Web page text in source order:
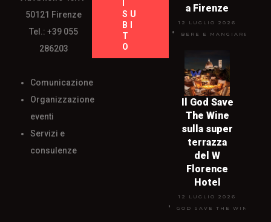
50121 Firenze
Tel.: +39 055
286203
Comunicazione
Organizzazione
eventi
Servizi e
consulenze
SU
BI
T
O
a Firenze
12 LUGLIO 2026
BERE E MANGIARE
Il God Save
The Wine
sulla super
terrazza
del W
Florence
Hotel
12 LUGLIO 2026
GOD SAVE THE WINE